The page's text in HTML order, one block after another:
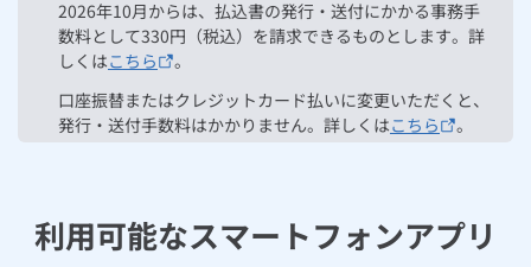
「大阪ガスの都市ガス」への切り替えについて
電気料金メニュー
お手続きから使用開始までの流れ
ガスと電気の 使用中止の申込
通信速度測定
インターネットのお申込み
ガスコンロ
ガス炊飯器
レンジフード
バス・洗面
ガス給湯器
リビング・空調
ガス温水床暖房「ヌック」
エネファーム
警報器・消火器
故障診断
エラーコード診断
お近くのガスのお店
定額サービス
らく得リース
ほっ得定額
リフォーム・リノベーション
住ミカタ・リフォーム
安心・安全
住ミカタ・サービス
みるぴこ
便利・おトク
FitDish
お手続き一覧
お客さまサポート
お問い合わせ
お引越しの手続き
ショールーム Daigasコラム
総合TOP 業務用・産業用のお客さま 企業情報
スマートフォンアプリによるお支払い
お支払い窓口
お支払い期限について
2026年10月からは、払込書の発行・送付にかかる事務手
数料として330円（税込）を請求できるものとします。詳
しくはこちら
。
口座振替またはクレジットカード払いに変更いただくと、
発行・送付手数料はかかりません。詳しくはこちら 。
利用可能なスマートフォンアプリ